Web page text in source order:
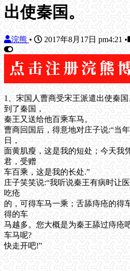
出使秦国。
浣熊• 2017年8月17日 pm4:21•
1、宋国人曹商受宋王派遣出使秦
到了秦国，
秦王又送给他百乘车马。
曹商回国后，得意地对庄子说:“当
日，
面黄肌瘦，这是我的短处；今天我
君，受赠
车百乘，这是我的长处.”
庄子笑笑说:“我听说秦王有病时让
吃疮
的，可得车马一乘；舌舔痔疮的得
得的车
马越多。您大概是为秦王舔过痔疮
车马呢?
快走开吧!”